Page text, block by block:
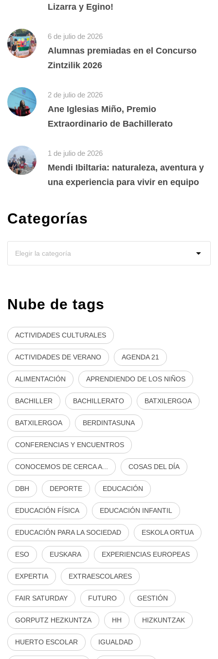
Lizarra y Egino!
6 de julio de 2026
Alumnas premiadas en el Concurso
Zintzilik 2026
2 de julio de 2026
Ane Iglesias Miño, Premio
Extraordinario de Bachillerato
1 de julio de 2026
Mendi Ibiltaria: naturaleza, aventura y
una experiencia para vivir en equipo
Categorías
Nube de tags
ACTIVIDADES CULTURALES
ACTIVIDADES DE VERANO AGENDA 21
ALIMENTACIÓN APRENDIENDO DE LOS NIÑOS
BACHILLER BACHILLERATO BATXILERGOA
BATXILERGOA BERDINTASUNA
CONFERENCIAS Y ENCUENTROS
CONOCEMOS DE CERCA A... COSAS DEL DÍA
DBH DEPORTE EDUCACIÓN
EDUCACIÓN FÍSICA EDUCACIÓN INFANTIL
EDUCACIÓN PARA LA SOCIEDAD ESKOLA ORTUA
ESO EUSKARA EXPERIENCIAS EUROPEAS
EXPERTIA EXTRAESCOLARES
FAIR SATURDAY FUTURO GESTIÓN
GORPUTZ HEZKUNTZA HH HIZKUNTZAK
HUERTO ESCOLAR IGUALDAD